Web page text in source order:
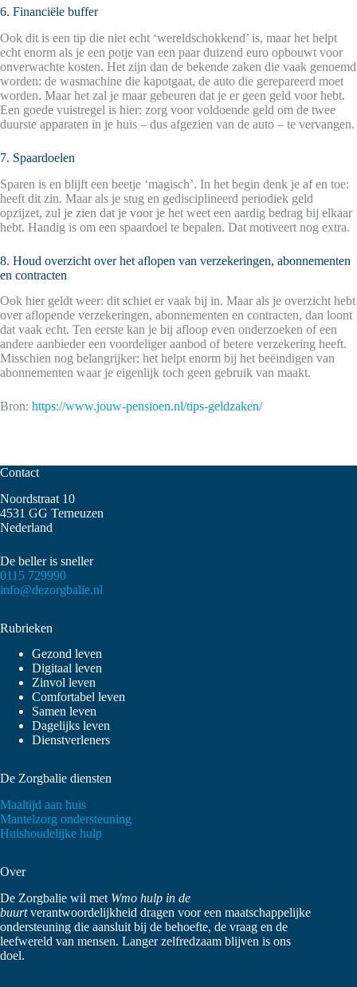
6. Financiële buffer
Ook dit is een tip die niet echt ‘wereldschokkend’ is, maar het helpt
echt enorm als je een potje van een paar duizend euro opbouwt voor
onverwachte kosten. Het zijn dan de bekende zaken die vaak genoemd
worden: de wasmachine die kapotgaat, de auto die gerepareerd moet
worden. Maar het zal je maar gebeuren dat je er geen geld voor hebt.
Een goede vuistregel is hier: zorg voor voldoende geld om de twee
duurste apparaten in je huis – dus afgezien van de auto – te vervangen.
7. Spaardoelen
Sparen is en blijft een beetje ‘magisch’. In het begin denk je af en toe:
heeft dit zin. Maar als je stug en gedisciplineerd periodiek geld
opzijzet, zul je zien dat je voor je het weet een aardig bedrag bij elkaar
hebt. Handig is om een spaardoel te bepalen. Dat motiveert nog extra.
8. Houd overzicht over het aflopen van verzekeringen, abonnementen
en contracten
Ook hier geldt weer: dit schiet er vaak bij in. Maar als je overzicht hebt
over aflopende verzekeringen, abonnementen en contracten, dan loont
dat vaak echt. Ten eerste kan je bij afloop even onderzoeken of een
andere aanbieder een voordeliger aanbod of betere verzekering heeft.
Misschien nog belangrijker: het helpt enorm bij het beëindigen van
abonnementen waar je eigenlijk toch geen gebruik van maakt.
Bron: https://www.jouw-pensioen.nl/tips-geldzaken/
Contact
Noordstraat 10
4531 GG Terneuzen
Nederland
De beller is sneller
0115 729990
info@dezorgbalie.nl
Rubrieken
Gezond leven
Digitaal leven
Zinvol leven
Comfortabel leven
Samen leven
Dagelijks leven
Dienstverleners
De Zorgbalie diensten
Maaltijd aan huis
Mantelzorg ondersteuning
Huishoudelijke hulp
Over
De Zorgbalie wil met Wmo hulp in de
buurtverantwoordelijkheid dragen voor een maatschappelijke
ondersteuning die aansluit bij de behoefte, de vraag en de
leefwereld van mensen. Langer zelfredzaam blijven is ons
doel.